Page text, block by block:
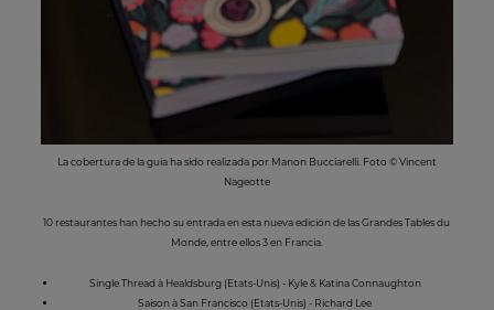
La cobertura de la guía ha sido realizada por Manon Bucciarelli. Foto © Vincent
Nageotte
10 restaurantes han hecho su entrada en esta nueva edición de las Grandes Tables du
Monde, entre ellos 3 en Francia.
Single Thread à Healdsburg (Etats-Unis) - Kyle & Katina Connaughton
Saison à San Francisco (Etats-Unis) - Richard Lee